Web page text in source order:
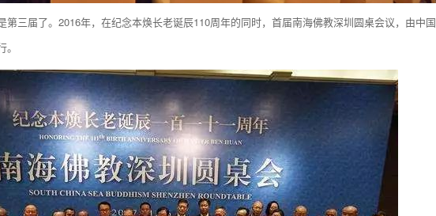
第三届了。2016年，在纪念本焕长老诞辰110周年的同时，首届南海佛教深圳圆桌会议，由中国